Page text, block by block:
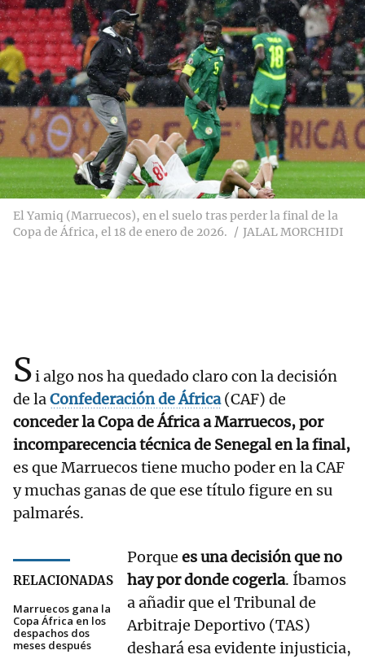
El Yamiq (Marruecos), en el suelo tras perder la final de la
Copa de África, el 18 de enero de 2026.
JALAL MORCHIDI
Si algo nos ha quedado claro con la decisión
de laConfederación de África (CAF) de
conceder la Copa de África a Marruecos, por
incomparecencia técnica de Senegal en la final,
es que Marruecos tiene mucho poder en la CAF
y muchas ganas de que ese título figure en su
palmarés.
RELACIONADAS
Marruecos gana la
Copa África en los
despachos dos
meses después
Porque es una decisión que no
hay por donde cogerla. Íbamos
a añadir que el Tribunal de
Arbitraje Deportivo (TAS)
deshará esa evidente injusticia,